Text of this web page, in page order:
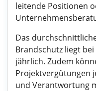
leitende Positionen
Das
Brandschutz liegt
jährlich. Zudem
Projektvergütungen
und Verantwortung